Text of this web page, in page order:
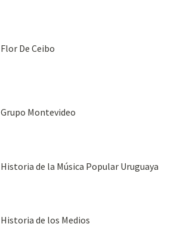
Flor De Ceibo
Grupo Montevideo
Historia de la Música Popular Uruguaya
Historia de los Medios